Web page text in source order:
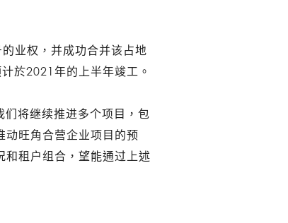
业权，并成功合并该占地
於2021年的上半年竣工。
们将继续推进多个项目，包
动旺角合营企业项目的预
和租户组合，望能通过上述